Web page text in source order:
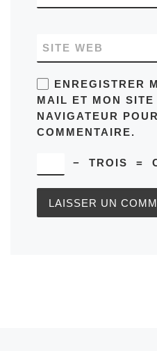
SITE WEB
ENREGISTRER
MAIL ET MON SITE
NAVIGATEUR
COMMENTAIRE.
− TROIS =